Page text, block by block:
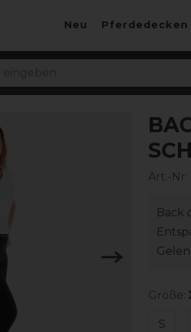
Neu Pferdedecken
Art.-Nr:
Back
Größe:
S